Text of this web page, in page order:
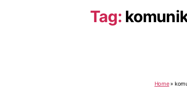
Tag:
Home»